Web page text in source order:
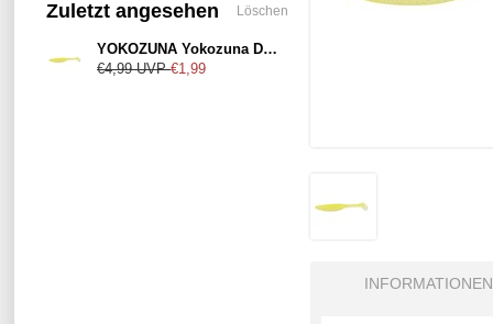
INFORMATIONEN
Zuletzt angesehen Löschen
YOKOZUNA Yokozuna Denver 100mm Citrus-Shad
€4,99UVP €1,99